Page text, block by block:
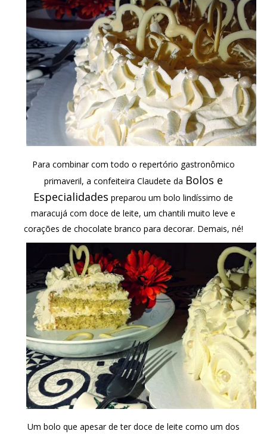
Para combinar com todo o repertório gastronômico
primaveril, a confeiteira Claudete da Bolos e
Especialidades preparou um bolo lindíssimo de
maracujá com doce de leite, um chantili muito leve e
corações de chocolate branco para decorar. Demais, né!
Um bolo que apesar de ter doce de leite como um dos